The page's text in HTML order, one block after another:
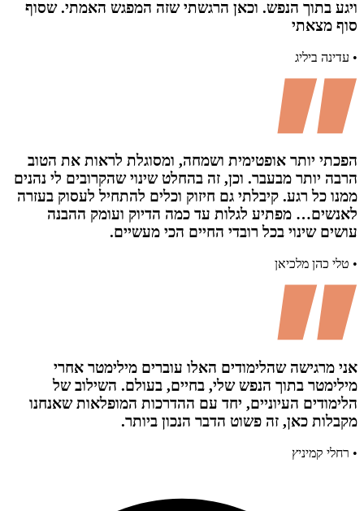
ויגע בתוך הנפש. וכאן הרגשתי שזה המפגש האמתי. שסוף
סוף מצאתי
• עדינה ביליג
הפכתי יותר אופטימית ושמחה, ומסוגלת לראות את הטוב
הרבה יותר מבעבר. וכן, זה בהחלט שינוי שהקרובים לי נהנים
ממנו כל רגע. קיבלתי גם חיזוק וכלים להתחיל לעסוק בעזרה
לאנשים… מפתיע לגלות עד כמה הדיוק ועומק ההבנה
עושים שינוי בכל רובדי החיים הכי מעשיים.
• טלי כהן מלכיאן
אני מרגישה שהלימודים האלו עוברים מילימטר אחרי
מילימטר בתוך הנפש שלי, בחיים, בעולם. השילוב של
הלימודים העיוניים, יחד עם ההדרכות המופלאות שאנחנו
מקבלות כאן, זה פשוט הדבר הנכון ביותר.
• רחלי קמיניץ